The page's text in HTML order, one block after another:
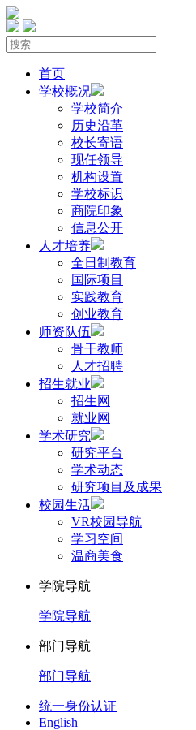
首页
学校概况
学校简介
历史沿革
校长寄语
现任领导
机构设置
学校标识
商院印象
信息公开
人才培养
全日制教育
国际项目
实践教育
创业教育
师资队伍
骨干教师
人才招聘
招生就业
招生网
就业网
学术研究
研究平台
学术动态
研究项目及成果
校园生活
VR校园导航
学习空间
温商美食
学院导航
学院导航
部门导航
部门导航
统一身份认证
English